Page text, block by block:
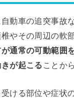
動車の追突事故
やその周辺の軟
通常の可動範囲
が起こる ことか
ける部位や症状